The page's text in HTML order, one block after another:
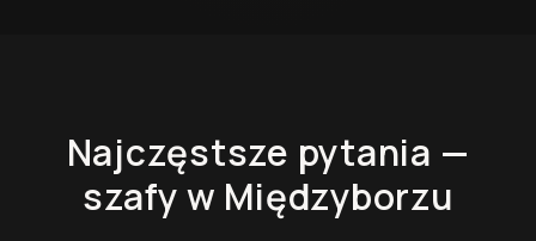
Najczęstsze pytania —
szafyw Międzyborzu